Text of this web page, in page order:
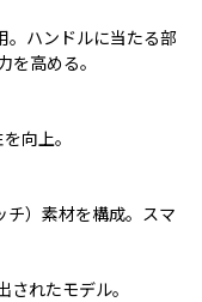
。ハンドルに当たる部
を高める。
向上。
）素材を構成。スマ
れたモデル。